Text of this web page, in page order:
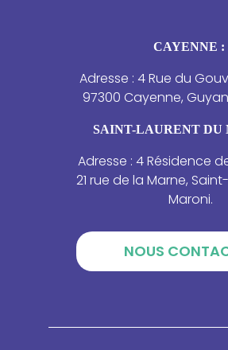
CAYENNE :
Adresse : 4 Rue du
97300 Cayenne,
SAINT-LAURENT DU
Adresse : 4 Résidence
21 rue de la Marne,
Maroni.
NOUS